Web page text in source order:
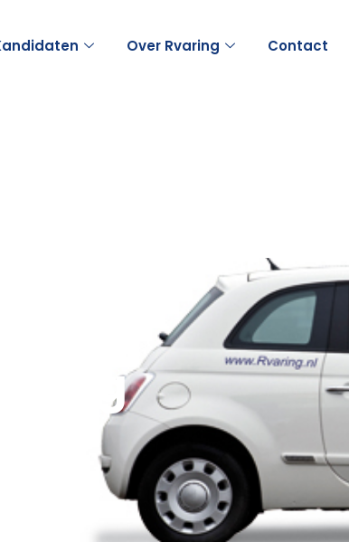
Over Rvaring Contact